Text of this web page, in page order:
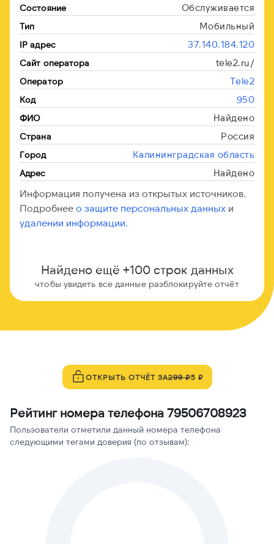
Состояние Обслуживается
Тип Мобильный
IP адрес 37.140.184.120
Сайт оператора tele2.ru/
Оператор Tele2
Код 950
ФИО Найдено
Страна Россия
Город Калининградская область
Адрес Найдено
Информация получена из открытых источников.
Подробнее о защите персональных данных и
удалении информации.
Найдено ещё +100 строк данных
чтобы увидеть все данные разблокируйте отчёт
ОТКРЫТЬ ОТЧЁТ ЗА299 ₽5 ₽
Рейтинг номера телефона 79506708923
Пользователи отметили данный номера телефона
следующими тегами доверия (по отзывам):